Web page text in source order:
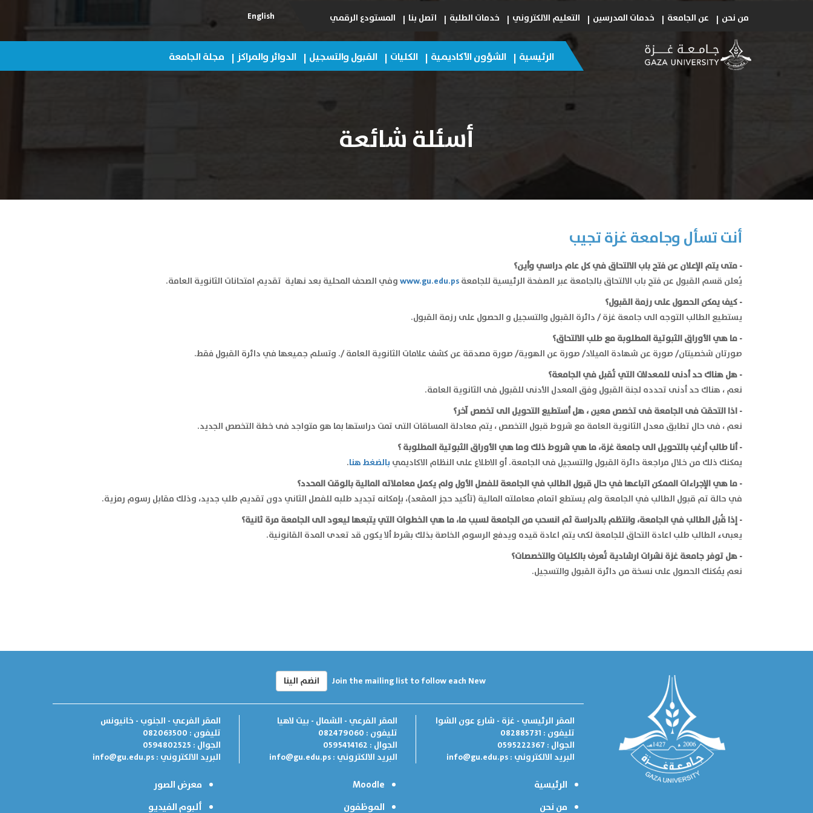
من نحن عن الجامعة خدمات المدرسين التعليم الالكتروني خدمات الطلبة اتصل بنا المستودع الرقمي English
الرئيسية الشؤون الأكاديمية الكليات القبول والتسجيل الدوائر والمراكز مجلة الجامعة
أسئلة شائعة
أنت تسأل وجامعة غزة تجيب
- متى يتم الإعلان عن فتح باب الالتحاق في كل عام دراسي وأين؟
يُعلن قسم القبول عن فتح باب الالتحاق بالجامعة عبر الصفحة الرئيسية للجامعةwww.gu.edu.psوفي الصحف المحلية بعد نهاية تقديم امتحانات الثانوية العامة.
- كيف يمكن الحصول على رزمة القبول؟
يستطيع الطالب التوجه الى جامعة غزة / دائرة القبول والتسجيل و الحصول على رزمة القبول.
- ما هي الأوراق الثبوتية المطلوبة مع طلب الالتحاق؟
صورتان شخصيتان/ صورة عن شهادة الميلاد/ صورة عن الهوية/ صورة مصدقة عن كشف علامات الثانوية العامة /. وتسلم جميعها في دائرة القبول فقط.
- هل هناك حد أدنى للمعدلات التي تُقبل في الجامعة؟
نعم ، هناك حد أدنى تحدده لجنة القبول وفق المعدل الأدنى للقبول فى الثانوية العامة.
- اذا التحقت فى الجامعة فى تخصص معين ، هل أستطيع التحويل الى تخصص آخر؟
نعم ، فى حال تطابق معدل الثانوية العامة مع شروط قبول التخصص ، يتم معادلة المساقات التى تمت دراستها بما هو متواجد فى خطة التخصص الجديد.
- أنا طالب أرغب بالتحويل الى جامعة غزة، ما هي شروط ذلك وما هي الأوراق الثبوتية المطلوبة ؟
يمكنك ذلك من خلال مراجعة دائرة القبول والتسجيل فى الجامعة. أو الاطلاع على النظام الاكاديمي بالضغط هنا.
- ما هي الإجراءات الممكن اتباعها في حال قبول الطالب في الجامعة للفصل الأول ولم يكمل معاملاته المالية بالوقت المحدد؟
في حالة تم قبول الطالب في الجامعة ولم يستطع اتمام معاملته المالية (تأكيد حجز المقعد)، بإمكانه تجديد طلبه للفصل الثاني دون تقديم طلب جديد، وذلك مقابل رسوم رمزية.
- إذا قُبل الطالب في الجامعة، وانتظم بالدراسة ثم انسحب من الجامعة لسبب ما، ما هي الخطوات التي يتبعها ليعود الى الجامعة مرة ثانية؟
يعبىء الطالب طلب اعادة التحاق للجامعة لكى يتم اعادة قيده ويدفع الرسوم الخاصة بذلك بشرط ألا يكون قد تعدى المدة القانونية.
- هل توفر جامعة غزة نشرات ارشادية تُعرف بالكليات والتخصصات؟
نعم يُمكنك الحصول على نسخة من دائرة القبول والتسجيل.
Join the mailing list to follow each New انضم الينا
المقر الرئيسي - غزة - شارع عون الشوا
تليفون : 082885731
الجوال : 0595222367
البريد الالكتروني :info@gu.edu.ps
المقر الفرعي - الشمال - بيت لاهيا
تليفون : 082479060
الجوال : 0595414162
البريد الالكتروني :info@gu.edu.ps
المقر الفرعي - الجنوب - خانيونس
تليفون : 082063500
الجوال : 0594802525
البريد الالكتروني :info@gu.edu.ps
الرئيسية
من نحن
Moodle
الموظفون
معرض الصور
ألبوم الفيديو